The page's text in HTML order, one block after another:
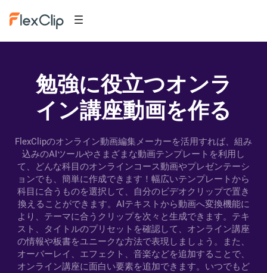
勉強に役立つオンラ
イン講座動画を作る
FlexClipのオンライン動画編集メーカーを活用すれば、組み
込みのAIツールやさまざまな動画テンプレートを利用し
て、どんな科目のオンラインコース動画やプレゼンテーシ
ョンでも、簡単に作成できます！幅広いテンプレートから
科目に合うものを選択して、自分のビデオクリップで置き
換えることができます。AIテキストから動画へ変換機能に
より、テーマに合うクリップを次々と生成できます。テキ
スト、タイトルのプリセットを確認して、オンライン講座
の情報や板書をユニークな方法で表現しましょう。また、
オーバーレイ、エフェクト、音楽などを追加することで、
オンライン講座に面白い要素を追加できます。いつでもど